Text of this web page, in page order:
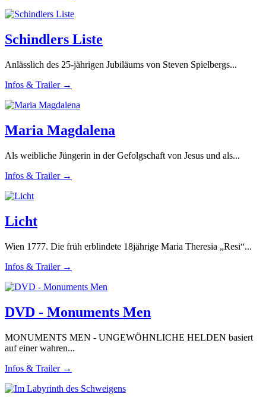
Schindlers Liste
Anlässlich des 25-jährigen Jubiläums von Steven Spielbergs...
Infos & Trailer →
Maria Magdalena
Als weibliche Jüngerin in der Gefolgschaft von Jesus und als...
Infos & Trailer →
Licht
Wien 1777. Die früh erblindete 18jährige Maria Theresia „Resi“...
Infos & Trailer →
DVD - Monuments Men
MONUMENTS MEN - UNGEWÖHNLICHE HELDEN basiert
auf einer wahren...
Infos & Trailer →